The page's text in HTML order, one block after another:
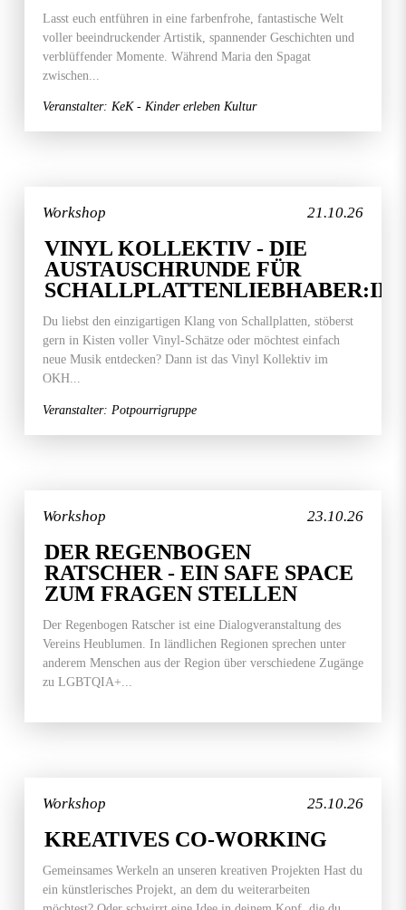
Lasst euch entführen in eine farbenfrohe, fantastische Welt
voller beeindruckender Artistik, spannender Geschichten und
verblüffender Momente. Während Maria den Spagat
zwischen...
Veranstalter: KeK - Kinder erleben Kultur
21.10.26
Workshop
VINYL KOLLEKTIV - DIE
AUSTAUSCHRUNDE FÜR
Du liebst den einzigartigen Klang von Schallplatten, stöberst
gern in Kisten voller Vinyl-Schätze oder möchtest einfach
neue Musik entdecken? Dann ist das Vinyl Kollektiv im
OKH...
Veranstalter: Potpourrigruppe
23.10.26
Workshop
DER REGENBOGEN
RATSCHER - EIN SAFE SPACE
ZUM FRAGEN STELLEN
Der Regenbogen Ratscher ist eine Dialogveranstaltung des
Vereins Heublumen. In ländlichen Regionen sprechen unter
anderem Menschen aus der Region über verschiedene Zugänge
zu LGBTQIA+...
25.10.26
Workshop
KREATIVES CO-WORKING
Gemeinsames Werkeln an unseren kreativen Projekten Hast du
ein künstlerisches Projekt, an dem du weiterarbeiten